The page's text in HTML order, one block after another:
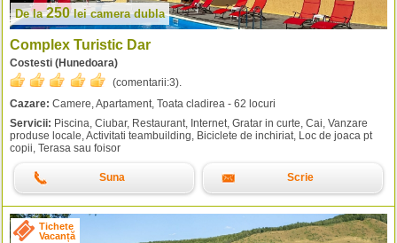
De la250leicamera dubla
Complex Turistic Dar
Costesti (Hunedoara)
(comentarii:3).
Cazare: Camere, Apartament, Toata cladirea - 62 locuri
Servicii: Piscina, Ciubar, Restaurant, Internet, Gratar in curte, Cai, Vanzare
produse locale, Activitati teambuilding, Biciclete de inchiriat, Loc de joaca pt
copii, Terasa sau foisor
Suna Scrie
Tichete
Vacanță